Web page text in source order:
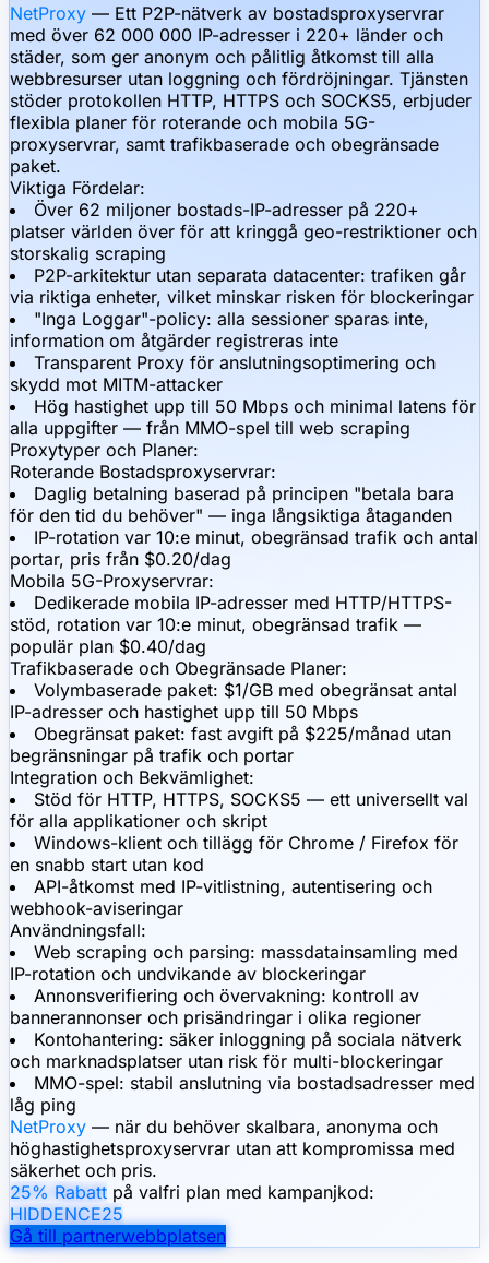
NetProxy — Ett P2P-nätverk av bostadsproxyservrar
med över 62 000 000 IP-adresser i 220+ länder och
städer, som ger anonym och pålitlig åtkomst till alla
webbresurser utan loggning och fördröjningar. Tjänsten
stöder protokollen HTTP, HTTPS och SOCKS5, erbjuder
flexibla planer för roterande och mobila 5G-
proxyservrar, samt trafikbaserade och obegränsade
paket.
Viktiga Fördelar:
Över 62 miljoner bostads-IP-adresser på 220+
platser världen över för att kringgå geo-restriktioner och
storskalig scraping
P2P-arkitektur utan separata datacenter: trafiken går
via riktiga enheter, vilket minskar risken för blockeringar
"Inga Loggar"-policy: alla sessioner sparas inte,
information om åtgärder registreras inte
Transparent Proxy för anslutningsoptimering och
skydd mot MITM-attacker
Hög hastighet upp till 50 Mbps och minimal latens för
alla uppgifter — från MMO-spel till web scraping
Proxytyper och Planer:
Roterande Bostadsproxyservrar:
Daglig betalning baserad på principen "betala bara
för den tid du behöver" — inga långsiktiga åtaganden
IP-rotation var 10:e minut, obegränsad trafik och antal
portar, pris från $0.20/dag
Mobila 5G-Proxyservrar:
Dedikerade mobila IP-adresser med HTTP/HTTPS-
stöd, rotation var 10:e minut, obegränsad trafik —
populär plan $0.40/dag
Trafikbaserade och Obegränsade Planer:
Volymbaserade paket: $1/GB med obegränsat antal
IP-adresser och hastighet upp till 50 Mbps
Obegränsat paket: fast avgift på $225/månad utan
begränsningar på trafik och portar
Integration och Bekvämlighet:
Stöd för HTTP, HTTPS, SOCKS5 — ett universellt val
för alla applikationer och skript
Windows-klient och tillägg för Chrome / Firefox för
en snabb start utan kod
API-åtkomst med IP-vitlistning, autentisering och
webhook-aviseringar
Användningsfall:
Web scraping och parsing: massdatainsamling med
IP-rotation och undvikande av blockeringar
Annonsverifiering och övervakning: kontroll av
bannerannonser och prisändringar i olika regioner
Kontohantering: säker inloggning på sociala nätverk
och marknadsplatser utan risk för multi-blockeringar
MMO-spel: stabil anslutning via bostadsadresser med
låg ping
NetProxy — när du behöver skalbara, anonyma och
höghastighetsproxyservrar utan att kompromissa med
säkerhet och pris.
25% Rabatt på valfri plan med kampanjkod:
HIDDENCE25
Gå till partnerwebbplatsen